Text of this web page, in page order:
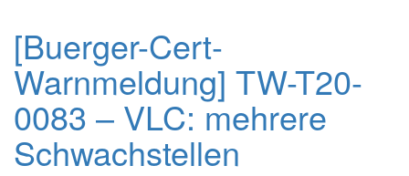
[Buerger-Cert-
Warnmeldung] TW-T20-
0083 – VLC: mehrere
Schwachstellen